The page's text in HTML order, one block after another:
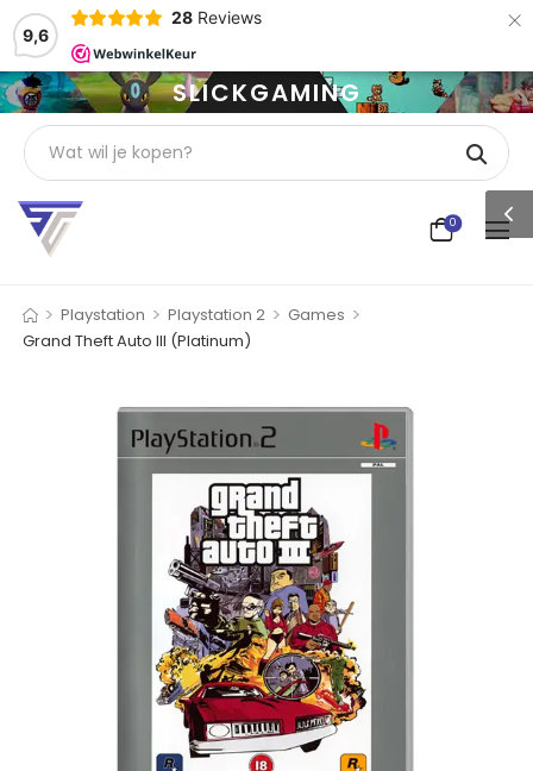
9,6
28 Reviews ×
SLICKGAMING
0
> Playstation > Playstation 2 > Games >
Grand Theft Auto III (Platinum)